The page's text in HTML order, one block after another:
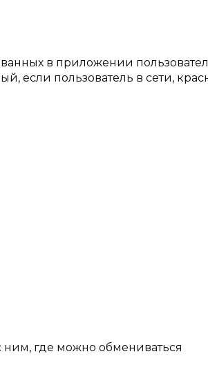
в приложении
если пользователь в сети,
ним, где можно обмениваться